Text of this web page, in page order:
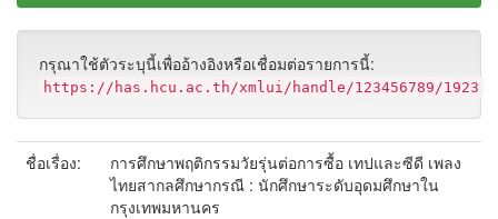
กรุณาใช้ตัวระบุนี้เพื่ออ้างอิงหรือเชื่อมต่อรายการนี้:
https://has.hcu.ac.th/xmlui/handle/123456789/1923
ชื่อเรื่อง:
การศึกษาพฤติกรรมวัยรุ่นต่อการซื้อ เทปและซีดี เพลง
ไทยสากลศึกษากรณี : นักศึกษาระดับอุดมศึกษาใน
กรุงเทพมหานคร